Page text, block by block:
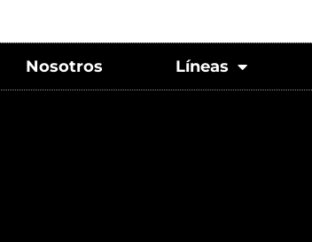
Nosotros Líneas